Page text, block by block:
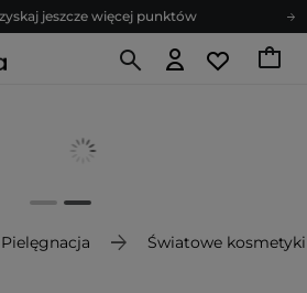
jeszcze więcej punktów
na newsletter pełen porad
jeszcze więcej punktów
Pielęgnacja Światowe kosmetyki